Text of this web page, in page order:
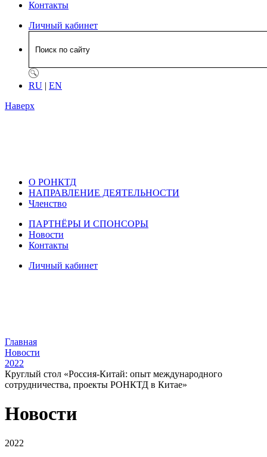
Контакты
Личный кабинет
RU | EN
Наверх
О РОНКТД
НАПРАВЛЕНИЕ ДЕЯТЕЛЬНОСТИ
Членство
ПАРТНЁРЫ И СПОНСОРЫ
Новости
Контакты
Личный кабинет
Главная
Новости
2022
Круглый стол «Россия-Китай: опыт международного
сотрудничества, проекты РОНКТД в Китае»
Новости
2022